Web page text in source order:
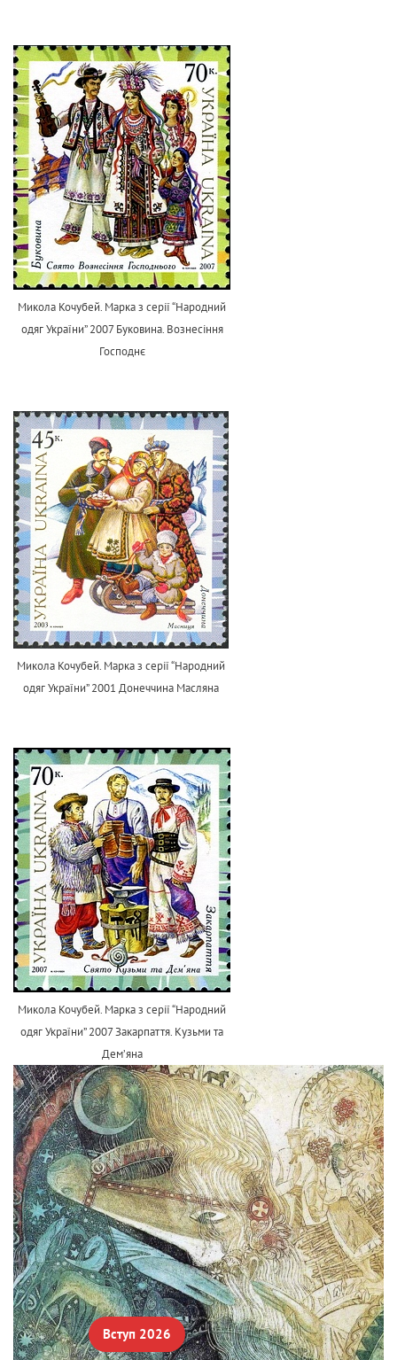
Микола Кочубей. Марка з серії “Народний
одяг України” 2007 Буковина. Вознесіння
Господнє
Микола Кочубей. Марка з серії “Народний
одяг України” 2001 Донеччина Масляна
Микола Кочубей. Марка з серії “Народний
одяг України” 2007 Закарпаття. Кузьми та
Дем’яна
Вступ 2026